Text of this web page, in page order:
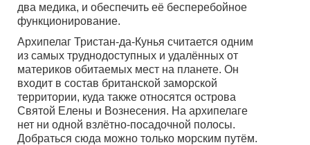
два медика, и обеспечить её бесперебойное
функционирование.
Архипелаг Тристан-да-Кунья считается одним
из самых труднодоступных и удалённых от
материков обитаемых мест на планете. Он
входит в состав британской заморской
территории, куда также относятся острова
Святой Елены и Вознесения. На архипелаге
нет ни одной взлётно-посадочной полосы.
Добраться сюда можно только морским путём.